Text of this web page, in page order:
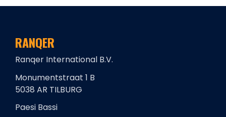
RANQER
Ranqer International B.V.
Monumentstraat 1 B
5038 AR TILBURG
Paesi Bassi